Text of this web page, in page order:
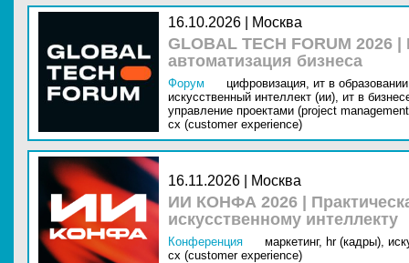
16.10.2026 | Москва
GLOBAL TECH FORUM
автоматизация бизнеса
Форум цифровизация, ит в
искусственный интеллект (ии), ит в
управление проектами (project
cx (customer experience)
16.11.2026 | Москва
ИИ КОНФА 2026 |
искусственному интеллекту
Конференция маркетинг, hr (кадры),
cx (customer experience)